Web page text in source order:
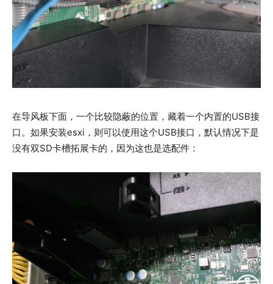
在导风板下面，一个比较隐蔽的位置，藏着一个内置的USB接
口。如果安装esxi，则可以使用这个USB接口，默认情况下是
没有双SD卡槽拓展卡的，因为这也是选配件：